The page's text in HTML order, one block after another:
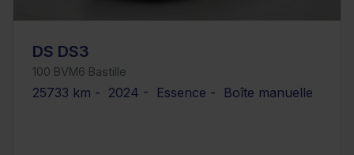
DS DS3
100 BVM6 Bastille
25733 km - 2024 - Essence - Boîte manuelle